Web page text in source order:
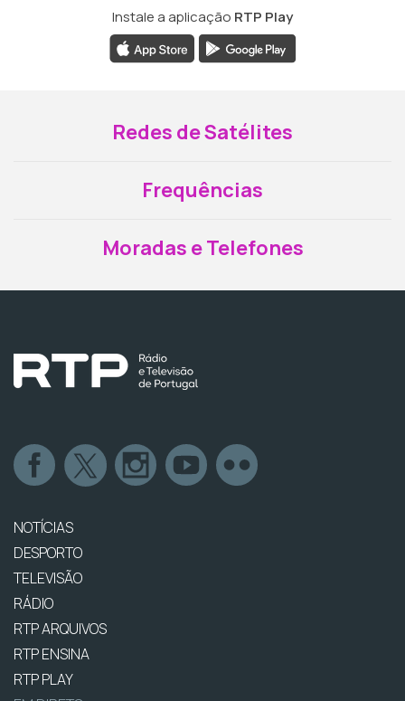
Instale a aplicação RTP Play
Redes de Satélites
Frequências
Moradas e Telefones
NOTÍCIAS
DESPORTO
TELEVISÃO
RÁDIO
RTP ARQUIVOS
RTP ENSINA
RTP PLAY